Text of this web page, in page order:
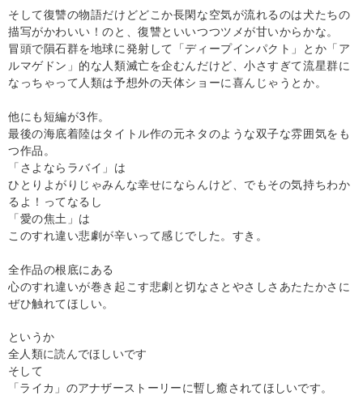
そして復讐の物語だけどどこか長閑な空気が流れるのは犬たちの
描写がかわいい！のと、復讐といいつつツメが甘いからかな。
冒頭で隕石群を地球に発射して「ディープインパクト」とか「ア
ルマゲドン」的な人類滅亡を企むんだけど、小さすぎて流星群に
なっちゃって人類は予想外の天体ショーに喜んじゃうとか。
他にも短編が3作。
最後の海底着陸はタイトル作の元ネタのような双子な雰囲気をも
つ作品。
「さよならラバイ」は
ひとりよがりじゃみんな幸せにならんけど、でもその気持ちわか
るよ！ってなるし
「愛の焦土」は
このすれ違い悲劇が辛いって感じでした。すき。
全作品の根底にある
心のすれ違いが巻き起こす悲劇と切なさとやさしさあたたかさに
ぜひ触れてほしい。
というか
全人類に読んでほしいです
そして
「ライカ」のアナザーストーリーに暫し癒されてほしいです。